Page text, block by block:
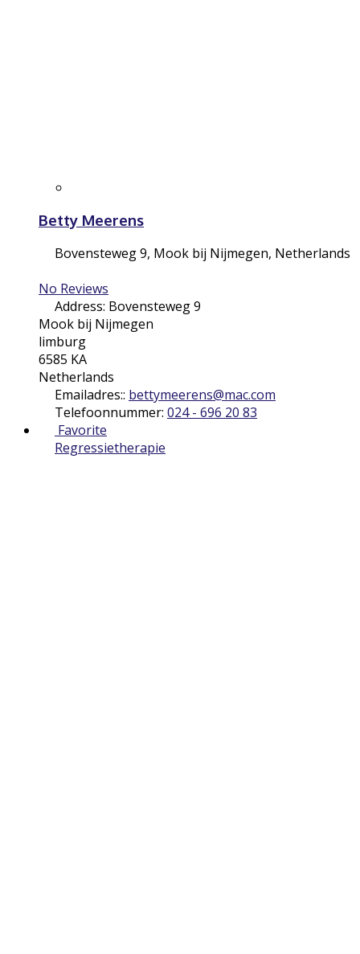
Betty Meerens
Bovensteweg 9, Mook bij Nijmegen, Netherlands
No Reviews
Address: Bovensteweg 9
Mook bij Nijmegen
limburg
6585 KA
Netherlands
Emailadres:: bettymeerens@mac.com
Telefoonnummer: 024 - 696 20 83
Favorite
Regressietherapie